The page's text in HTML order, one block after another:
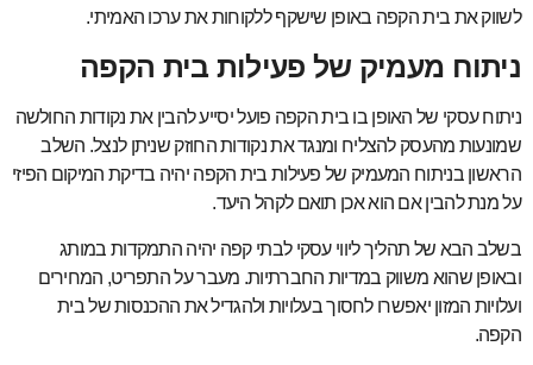
לשווק את בית הקפה באופן שישקף ללקוחות את ערכו האמיתי.
ניתוח מעמיק של פעילות בית הקפה
ניתוח עסקי של האופן בו בית הקפה פועל יסייע להבין את נקודות החולשה
שמונעות מהעסק להצליח ומנגד את נקודות החוזק שניתן לנצל. השלב
הראשון בניתוח המעמיק של פעילות בית הקפה יהיה בדיקת המיקום הפיזי
על מנת להבין אם הוא אכן תואם לקהל היעד.
בשלב הבא של תהליך ליווי עסקי לבתי קפה יהיה התמקדות במותג
ובאופן שהוא משווק במדיות החברתיות. מעבר על התפריט, המחירים
ועלויות המזון יאפשרו לחסוך בעלויות ולהגדיל את ההכנסות של בית
הקפה.